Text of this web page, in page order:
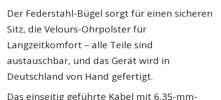
Der Federstahl-Bügel sorgt für einen sicheren
Sitz, die Velours-Ohrpolster für
Langzeitkomfort – alle Teile sind
austauschbar, und das Gerät wird in
Deutschland von Hand gefertigt.
Das einseitig geführte Kabel mit 6,35-mm-